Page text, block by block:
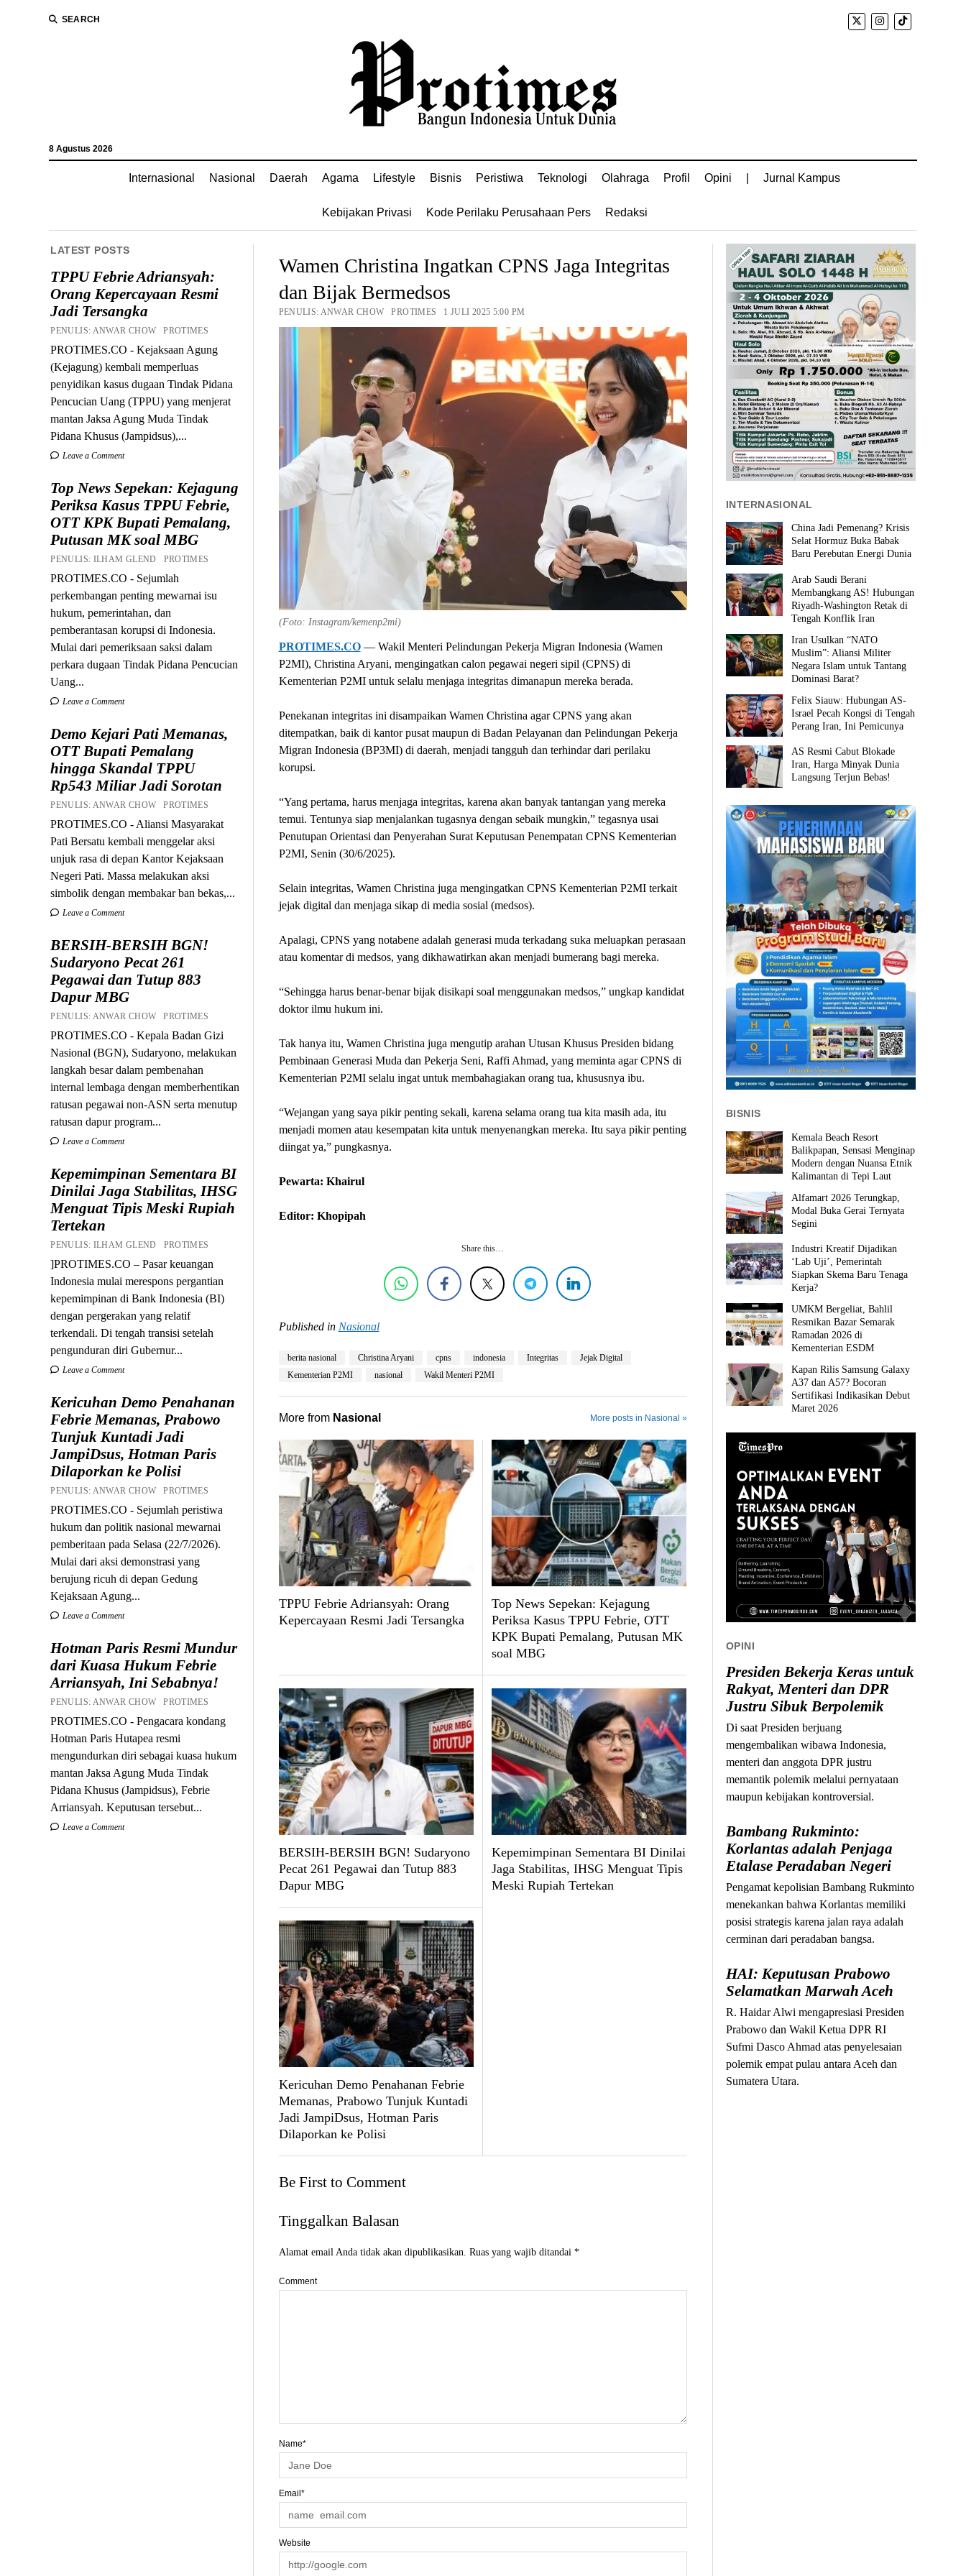
SEARCH
8 Agustus 2026
Internasional Nasional Daerah Agama Lifestyle Bisnis Peristiwa Teknologi Olahraga Profil Opini Jurnal Kampus
Kebijakan Privasi Kode Perilaku Perusahaan Pers Redaksi
LATEST POSTS
TPPU Febrie Adriansyah:
Orang Kepercayaan Resmi
Jadi Tersangka
PENULIS: ANWAR CHOW PROTIMES
PROTIMES.CO - Kejaksaan Agung
(Kejagung) kembali memperluas
penyidikan kasus dugaan Tindak Pidana
Pencucian Uang (TPPU) yang menjerat
mantan Jaksa Agung Muda Tindak
Pidana Khusus (Jampidsus),...
Leave a Comment
Top News Sepekan: Kejagung
Periksa Kasus TPPU Febrie,
OTT KPK Bupati Pemalang,
Putusan MK soal MBG
PENULIS: ILHAM GLEND PROTIMES
PROTIMES.CO - Sejumlah
perkembangan penting mewarnai isu
hukum, pemerintahan, dan
pemberantasan korupsi di Indonesia.
Mulai dari pemeriksaan saksi dalam
perkara dugaan Tindak Pidana Pencucian
Uang...
Leave a Comment
Demo Kejari Pati Memanas,
OTT Bupati Pemalang
hingga Skandal TPPU
Rp543 Miliar Jadi Sorotan
PENULIS: ANWAR CHOW PROTIMES
PROTIMES.CO - Aliansi Masyarakat
Pati Bersatu kembali menggelar aksi
unjuk rasa di depan Kantor Kejaksaan
Negeri Pati. Massa melakukan aksi
simbolik dengan membakar ban bekas,...
Leave a Comment
BERSIH-BERSIH BGN!
Sudaryono Pecat 261
Pegawai dan Tutup 883
Dapur MBG
PENULIS: ANWAR CHOW PROTIMES
PROTIMES.CO - Kepala Badan Gizi
Nasional (BGN), Sudaryono, melakukan
langkah besar dalam pembenahan
internal lembaga dengan memberhentikan
ratusan pegawai non-ASN serta menutup
ratusan dapur program...
Leave a Comment
Kepemimpinan Sementara BI
Dinilai Jaga Stabilitas, IHSG
Menguat Tipis Meski Rupiah
Tertekan
PENULIS: ILHAM GLEND PROTIMES
]PROTIMES.CO – Pasar keuangan
Indonesia mulai merespons pergantian
kepemimpinan di Bank Indonesia (BI)
dengan pergerakan yang relatif
terkendali. Di tengah transisi setelah
pengunduran diri Gubernur...
Leave a Comment
Kericuhan Demo Penahanan
Febrie Memanas, Prabowo
Tunjuk Kuntadi Jadi
JampiDsus, Hotman Paris
Dilaporkan ke Polisi
PENULIS: ANWAR CHOW PROTIMES
PROTIMES.CO - Sejumlah peristiwa
hukum dan politik nasional mewarnai
pemberitaan pada Selasa (22/7/2026).
Mulai dari aksi demonstrasi yang
berujung ricuh di depan Gedung
Kejaksaan Agung...
Leave a Comment
Hotman Paris Resmi Mundur
dari Kuasa Hukum Febrie
Arriansyah, Ini Sebabnya!
PENULIS: ANWAR CHOW PROTIMES
PROTIMES.CO - Pengacara kondang
Hotman Paris Hutapea resmi
mengundurkan diri sebagai kuasa hukum
mantan Jaksa Agung Muda Tindak
Pidana Khusus (Jampidsus), Febrie
Arriansyah. Keputusan tersebut...
Leave a Comment
Wamen Christina Ingatkan CPNS Jaga Integritas
dan Bijak Bermedsos
PENULIS: ANWAR CHOW PROTIMES 1 JULI 2025 5:00 PM
(Foto: Instagram/kemenp2mi)
PROTIMES.CO— Wakil Menteri Pelindungan Pekerja Migran Indonesia (Wamen
P2MI), Christina Aryani, mengingatkan calon pegawai negeri sipil (CPNS) di
Kementerian P2MI untuk selalu menjaga integritas dimanapun mereka berada.
Penekanan integritas ini disampaikan Wamen Christina agar CPNS yang akan
ditempatkan, baik di kantor pusat maupun di Badan Pelayanan dan Pelindungan Pekerja
Migran Indonesia (BP3MI) di daerah, menjadi tangguh dan terhindar dari perilaku
korupsi.
“Yang pertama, harus menjaga integritas, karena akan banyak tantangan yang mereka
temui. Tentunya siap menjalankan tugasnya dengan sebaik mungkin,” tegasnya usai
Penutupan Orientasi dan Penyerahan Surat Keputusan Penempatan CPNS Kementerian
P2MI, Senin (30/6/2025).
Selain integritas, Wamen Christina juga mengingatkan CPNS Kementerian P2MI terkait
jejak digital dan menjaga sikap di media sosial (medsos).
Apalagi, CPNS yang notabene adalah generasi muda terkadang suka meluapkan perasaan
atau komentar di medsos, yang dikhawatirkan akan menjadi bumerang bagi mereka.
“Sehingga harus benar-benar bijak disikapi soal menggunakan medsos,” ungkap kandidat
doktor ilmu hukum ini.
Tak hanya itu, Wamen Christina juga mengutip arahan Utusan Khusus Presiden bidang
Pembinaan Generasi Muda dan Pekerja Seni, Raffi Ahmad, yang meminta agar CPNS di
Kementerian P2MI selalu ingat untuk membahagiakan orang tua, khususnya ibu.
“Wejangan yang saya pikir penting sekali, karena selama orang tua kita masih ada, itu
menjadi momen atau kesempatan kita untuk menyenangkan mereka. Itu saya pikir penting
diingat ya,” pungkasnya.
Pewarta: Khairul
Editor: Khopipah
Share this…
Published in Nasional
berita nasional Christina Aryani cpns indonesia Integritas
Jejak Digital
Kementerian P2MI
nasional Wakil Menteri P2MI
More from Nasional More posts in Nasional »
TPPU Febrie Adriansyah: Orang
Kepercayaan Resmi Jadi Tersangka
Top News Sepekan: Kejagung
Periksa Kasus TPPU Febrie, OTT
KPK Bupati Pemalang, Putusan MK
soal MBG
BERSIH-BERSIH BGN! Sudaryono
Pecat 261 Pegawai dan Tutup 883
Dapur MBG
Kepemimpinan Sementara BI Dinilai
Jaga Stabilitas, IHSG Menguat Tipis
Meski Rupiah Tertekan
Kericuhan Demo Penahanan Febrie
Memanas, Prabowo Tunjuk Kuntadi
Jadi JampiDsus, Hotman Paris
Dilaporkan ke Polisi
Be First to Comment
Tinggalkan Balasan
Alamat email Anda tidak akan dipublikasikan. Ruas yang wajib ditandai *
Comment
Name*
Email*
Website
INTERNASIONAL
China Jadi Pemenang? Krisis
Selat Hormuz Buka Babak
Baru Perebutan Energi Dunia
Arab Saudi Berani
Membangkang AS! Hubungan
Riyadh-Washington Retak di
Tengah Konflik Iran
Iran Usulkan “NATO
Muslim”: Aliansi Militer
Negara Islam untuk Tantang
Dominasi Barat?
Felix Siauw: Hubungan AS-
Israel Pecah Kongsi di Tengah
Perang Iran, Ini Pemicunya
AS Resmi Cabut Blokade
Iran, Harga Minyak Dunia
Langsung Terjun Bebas!
BISNIS
Kemala Beach Resort
Balikpapan, Sensasi Menginap
Modern dengan Nuansa Etnik
Kalimantan di Tepi Laut
Alfamart 2026 Terungkap,
Modal Buka Gerai Ternyata
Segini
Industri Kreatif Dijadikan
‘Lab Uji’, Pemerintah
Siapkan Skema Baru Tenaga
Kerja?
UMKM Bergeliat, Bahlil
Resmikan Bazar Semarak
Ramadan 2026 di
Kementerian ESDM
Kapan Rilis Samsung Galaxy
A37 dan A57? Bocoran
Sertifikasi Indikasikan Debut
Maret 2026
OPINI
Presiden Bekerja Keras untuk
Rakyat, Menteri dan DPR
Justru Sibuk Berpolemik
Di saat Presiden berjuang
mengembalikan wibawa Indonesia,
menteri dan anggota DPR justru
memantik polemik melalui pernyataan
maupun kebijakan kontroversial.
Bambang Rukminto:
Korlantas adalah Penjaga
Etalase Peradaban Negeri
Pengamat kepolisian Bambang Rukminto
menekankan bahwa Korlantas memiliki
posisi strategis karena jalan raya adalah
cerminan dari peradaban bangsa.
HAI: Keputusan Prabowo
Selamatkan Marwah Aceh
R. Haidar Alwi mengapresiasi Presiden
Prabowo dan Wakil Ketua DPR RI
Sufmi Dasco Ahmad atas penyelesaian
polemik empat pulau antara Aceh dan
Sumatera Utara.